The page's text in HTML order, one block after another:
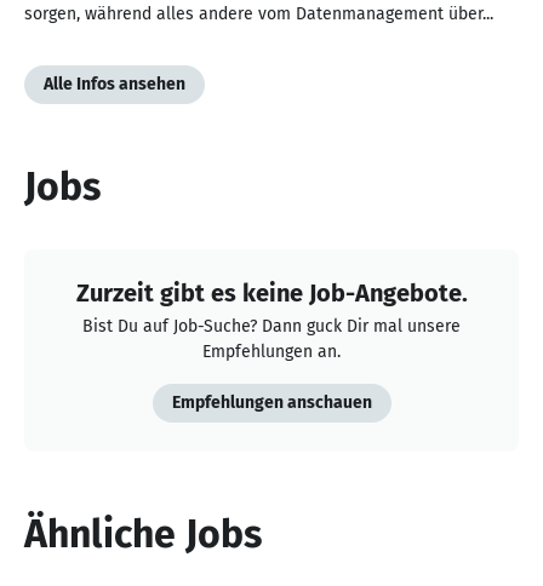
sorgen, während alles andere vom Datenmanagement über...
Alle Infos ansehen
Jobs
Zurzeit gibt es keine Job-Angebote.
Bist Du auf Job-Suche? Dann guck Dir mal unsere
Empfehlungen an.
Empfehlungen anschauen
Ähnliche Jobs